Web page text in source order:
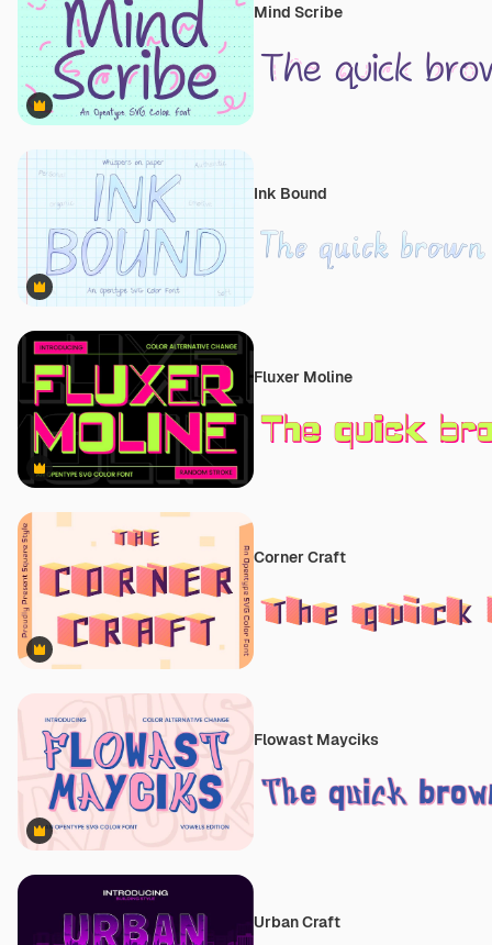
Premium
Mind Scribe
Premium
Ink Bound
Premium
Fluxer Moline
Premium
Corner Craft
Premium
Flowast Mayciks
Urban Craft